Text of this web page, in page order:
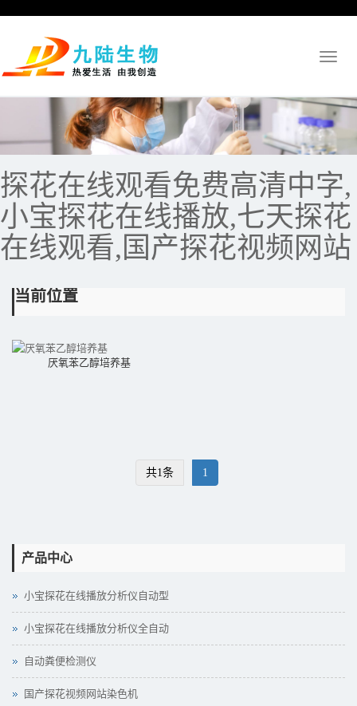
Toggle
探花在线观看免费高清中字,
小宝探花在线播放,七天探花
在线观看,国产探花视频网站
当前位置
厌氧苯乙醇培养基
共1条 1
产品中心
小宝探花在线播放分析仪自动型
小宝探花在线播放分析仪全自动
自动粪便检测仪
国产探花视频网站染色机